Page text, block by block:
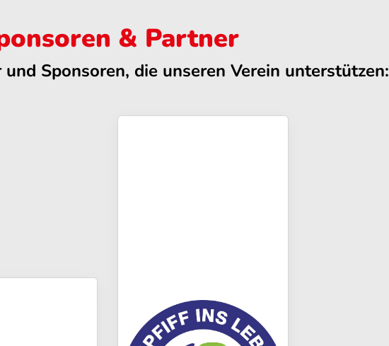
& Partner
Sponsoren, die unseren Verein unterstützen: